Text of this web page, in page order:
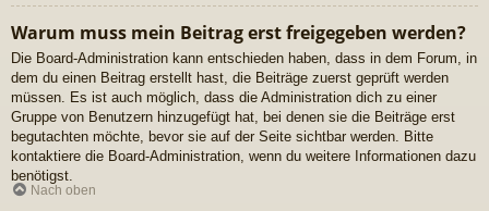
Warum muss mein Beitrag erst freigegeben werden?
Die Board-Administration kann entschieden haben, dass in dem Forum, in
dem du einen Beitrag erstellt hast, die Beiträge zuerst geprüft werden
müssen. Es ist auch möglich, dass die Administration dich zu einer
Gruppe von Benutzern hinzugefügt hat, bei denen sie die Beiträge erst
begutachten möchte, bevor sie auf der Seite sichtbar werden. Bitte
kontaktiere die Board-Administration, wenn du weitere Informationen dazu
benötigst.
Nach oben